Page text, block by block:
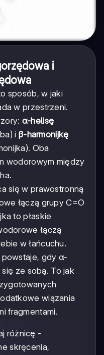
i
sposób, w jaki
w przestrzeni.
α-helisę
i β-harmonijkę
Oba
wodorowym między
się w prawostronną
łączą grupy C=O
to płaskie
łączą
w łańcuchu.
powstaje, gdy α-
ze sobą. To jak
wiązania
fragmentami.
różnicę -
skręcenia,